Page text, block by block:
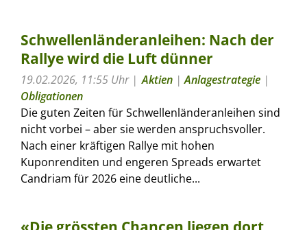
Schwellenländeranleihen: Nach der
Rallye wird die Luft dünner
19.02.2026, 11:55 Uhr Aktien |Anlagestrategie |
Obligationen
Die guten Zeiten für Schwellenländeranleihen sind
nicht vorbei – aber sie werden anspruchsvoller.
Nach einer kräftigen Rallye mit hohen
Kuponrenditen und engeren Spreads erwartet
Candriam für 2026 eine deutliche...